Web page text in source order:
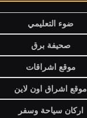
ضوء التعليمي
صحيفة برق
موقع اشراقات
موقع اشراق اون لاين
اركان سياحة وسفر